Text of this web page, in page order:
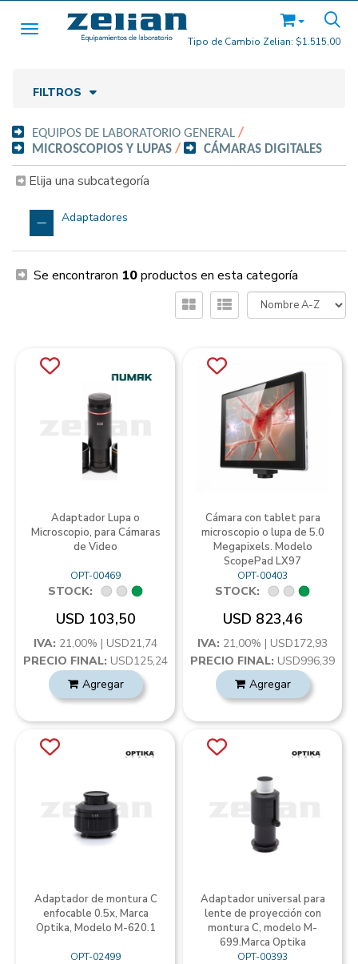
Tipo de Cambio Zelian: $1.515,00
Toggle navigation
FILTROS
EQUIPOS DE LABORATORIO GENERAL /
MICROSCOPIOS Y LUPAS / CÁMARAS DIGITALES
Elija una subcategoría
Adaptadores
Se encontraron 10productos en esta categoría
Adaptador Lupa o
Microscopio, para Cámaras
de Video
OPT-00469
STOCK:
USD 103,50
IVA: 21,00% | USD21,74
PRECIO FINAL: USD125,24
Agregar
Cámara con tablet para
microscopio o lupa de 5.0
Megapixels. Modelo
ScopePad LX97
OPT-00403
STOCK:
USD 823,46
IVA: 21,00% | USD172,93
PRECIO FINAL: USD996,39
Agregar
Adaptador de montura C
enfocable 0.5x, Marca
Optika, Modelo M-620.1
OPT-02499
Adaptador universal para
lente de proyección con
montura C, modelo M-
699.Marca Optika
OPT-00393